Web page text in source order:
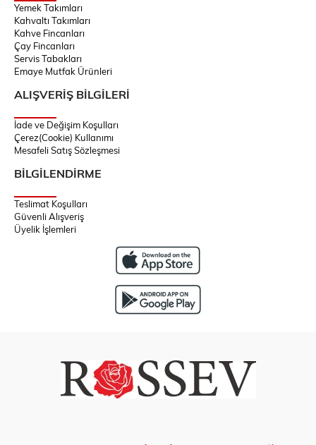
Yemek Takımları
Kahvaltı Takımları
Kahve Fincanları
Çay Fincanları
Servis Tabakları
Emaye Mutfak Ürünleri
ALIŞVERİŞ BİLGİLERİ
İade ve Değişim Koşulları
Çerez(Cookie) Kullanımı
Mesafeli Satış Sözleşmesi
BİLGİLENDİRME
Teslimat Koşulları
Güvenli Alışveriş
Üyelik İşlemleri